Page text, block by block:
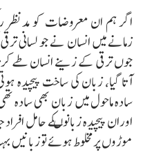
اگر ہم ان معروضات کو مدنظر
زمانے میں انسان نے جو لسانی
جوں ترقی کے زینے انسان طے
آتا گیا، زبان کی ساخت پیچیدہ
سادہ ماحول میں زبان بھی سادہ
اوران پیچیدہ زبانوںکے حامل
موڑوں پرمخلوط ہوئے تو زبانیں